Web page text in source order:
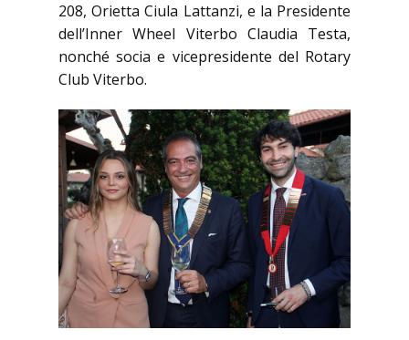
208, Orietta Ciula Lattanzi, e la Presidente
dell’Inner Wheel Viterbo Claudia Testa,
nonché socia e vicepresidente del Rotary
Club Viterbo.